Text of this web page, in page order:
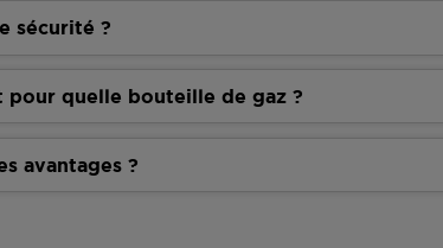
sécurité ?
pour quelle bouteille de gaz ?
avantages ?